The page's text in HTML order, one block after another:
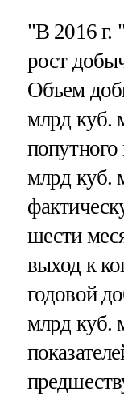
"В 2016 г.
рост
Объем
млрд куб.
попутного
млрд куб.
шести
выход к
годовой
млрд куб.